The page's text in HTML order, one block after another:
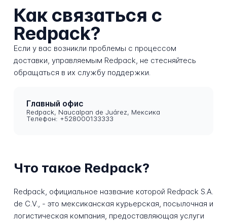
Как связаться с
Redpack?
Если у вас возникли проблемы с процессом
доставки, управляемым Redpack, не стесняйтесь
обращаться в их службу поддержки.
Главный офис
Redpack, Naucalpan de Juárez, Мексика
Телефон: +528000133333
Что такое Redpack?
Redpack, официальное название которой Redpack S.A.
de C.V., - это мексиканская курьерская, посылочная и
логистическая компания, предоставляющая услуги